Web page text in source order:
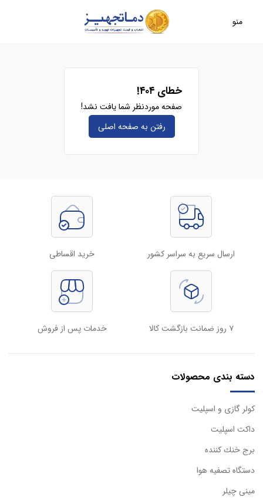
منو
خطای ۴۰۴!
صفحه موردنظر شما یافت نشد!
رفتن به صفحه‌ اصلی
ارسال سریع به سراسر کشور خرید اقساطی
۷ روز ضمانت بازگشت کالا خدمات پس از فروش
دسته بندی محصولات
كولر گازی و اسپليت
داكت اسپليت
برج خنك كننده
دستگاه تصفيه هوا
مینی چیلر